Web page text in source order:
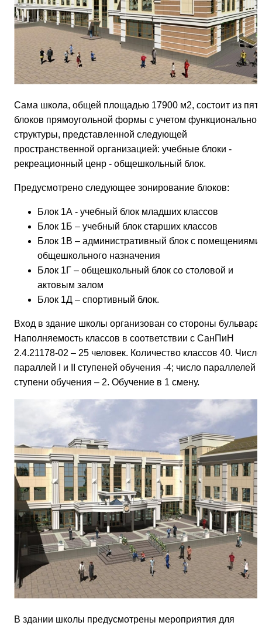
Сама школа, общей площадью 17900 м2, состоит из
блоков прямоугольной формы с учетом функциональной
структуры, представленной следующей
пространственной организацией: учебные блоки -
рекреационный ценр - общешкольный блок.
Предусмотрено следующее зонирование блоков:
Блок 1А - учебный блок младших классов
Блок 1Б – учебный блок старших классов
Блок 1В – административный блок с помещениями
общешкольного назначения
Блок 1Г – общешкольный блок со столовой и
актовым залом
Блок 1Д – спортивный блок.
Вход в здание школы организован со стороны бульвара.
Наполняемость классов в соответствии с СанПиН
2.4.21178-02 – 25 человек. Количество классов 40. Число
параллей I и II ступеней обучения -4; число параллелей
ступени обучения – 2. Обучение в 1 смену.
В здании школы предусмотрены мероприятия для